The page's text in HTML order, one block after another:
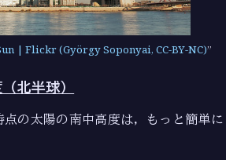
| Flickr (György Soponyai, CC-BY-NC)
北半球）
の太陽の南中高度は，もっと簡単に